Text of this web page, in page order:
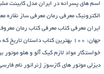
اسم های پسرانه در ایران مدل کابینت
الکترونیک معرفی رمان معرفی ساز نقاره
ایران معرفی کتاب معرفی کتاب رمان
جهان: ۱۰۰ بهترین کتاب داستان تاریخ که شاهکارند
خواستگار مواد لازم کیک آلو و هلو موتور
دیزلی موتور های گازسوز ژنراتور نام